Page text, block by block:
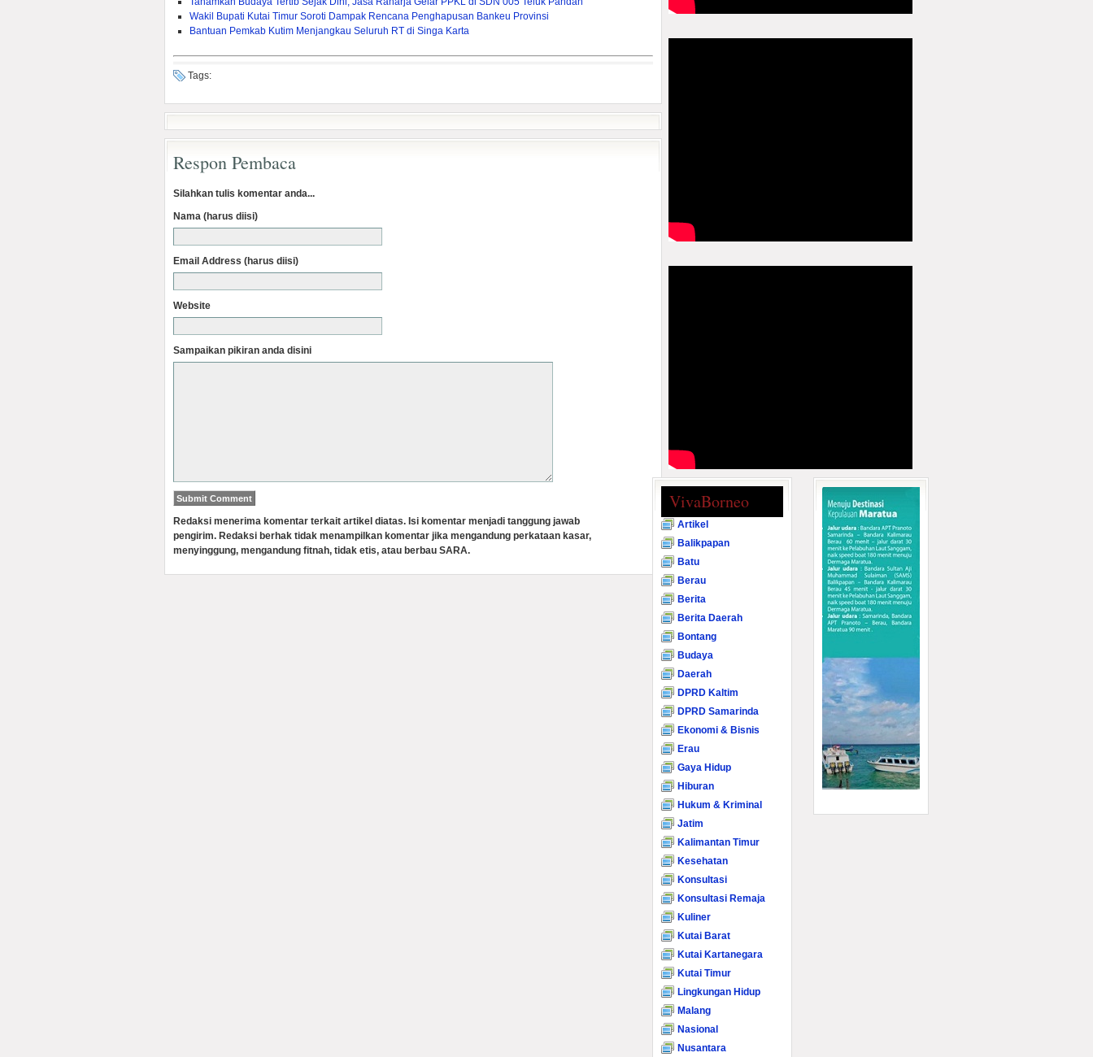
Wakil Bupati Kutai Timur Soroti Dampak Rencana Penghapusan Bankeu Provinsi
Bantuan Pemkab Kutim Menjangkau Seluruh RT di Singa Karta
Tags:
Respon Pembaca
Silahkan tulis komentar anda...
Nama (harus diisi)
Email Address (harus diisi)
Website
Sampaikan pikiran anda disini
Redaksi menerima komentar terkait artikel diatas. Isi komentar menjadi tanggung jawab
pengirim. Redaksi berhak tidak menampilkan komentar jika mengandung perkataan kasar,
menyinggung, mengandung fitnah, tidak etis, atau berbau SARA.
VivaBorneo
Artikel
Balikpapan
Batu
Berau
Berita
Berita Daerah
Bontang
Budaya
Daerah
DPRD Kaltim
DPRD Samarinda
Ekonomi & Bisnis
Erau
Gaya Hidup
Hiburan
Hukum & Kriminal
Jatim
Kalimantan Timur
Kesehatan
Konsultasi
Konsultasi Remaja
Kuliner
Kutai Barat
Kutai Kartanegara
Kutai Timur
Lingkungan Hidup
Malang
Nasional
Nusantara